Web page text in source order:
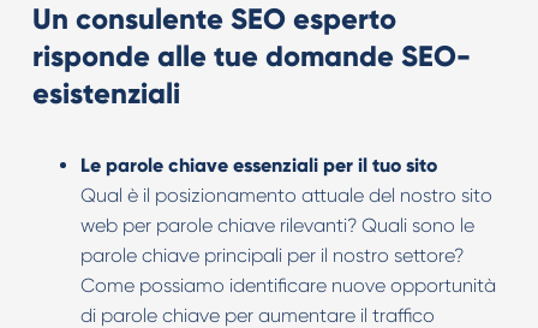
Un consulente SEO esperto
risponde alle tue domande SEO-
esistenziali
Le parole chiave essenziali per il tuo sito
Qual è il posizionamento attuale del nostro sito
web per parole chiave rilevanti? Quali sono le
parole chiave principali per il nostro settore?
Come possiamo identificare nuove opportunità
di parole chiave per aumentare il traffico